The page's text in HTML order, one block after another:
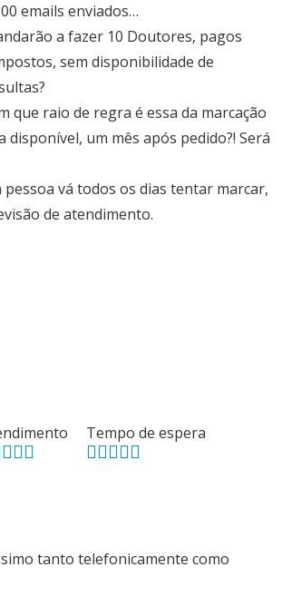
emails enviados…
a fazer 10 Doutores, pagos
sem disponibilidade de
que raio de regra é essa da marcação
disponível, um mês após pedido?! Será
pessoa vá todos os dias tentar marcar,
de atendimento.
Tempo de espera
tanto telefonicamente como